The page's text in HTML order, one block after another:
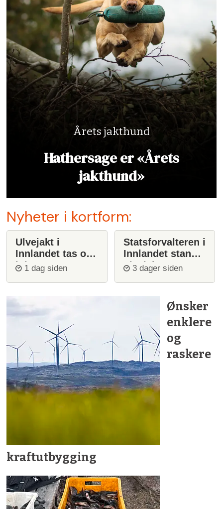
Årets jakthund
Hathersage er «Årets
jakthund»
Nyheter i kortform:
Ulvejakt i
Innlandet tas opp
igjen
1 dag siden
Statsforvalteren i
Innlandet stanser
ulvejakt
3 dager siden
Ønsker
enklere
og
raskere
kraftutbygging